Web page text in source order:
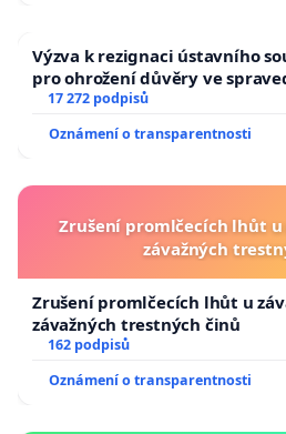
Výzva k rezignaci ústavního
pro ohrožení důvěry ve
17 272 podpisů
Oznámení o transparentnosti
Zrušení promlčecích lhůt u
závažných
Zrušení promlčecích lhůt u
závažných trestných činů
162 podpisů
Oznámení o transparentnosti